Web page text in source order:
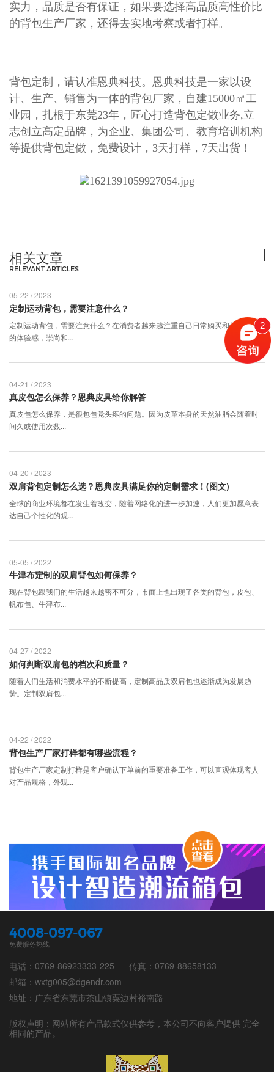
实力，品质是否有保证，如果要选择高品质高性价比
的背包生产厂家，还得去实地考察或者打样。
背包定制，请认准恩典科技。恩典科技是一家以设
计、生产、销售为一体的背包厂家 ，自建15000㎡工
业园，扎根于东莞23年，匠心打造背包定做业务,立
志创立高定品牌，为企业、集团公司、教育培训机构
等提供背包定做，免费设计，3天打样，7天出货！
相关文章
RELEVANT ARTICLES
定制运动背包，需要注意什么？
​定制运动背包，需要注意什么？在消费者越来越注重自己日常购买和使用产品
的体验感，崇尚和...
05-22 / 2023
真皮包怎么保养？恩典皮具给你解答
真皮包怎么保养，是很包包党头疼的问题。因为皮革本身的天然油脂会随着时
间久或使用次数...
04-21 / 2023
双肩背包定制怎么选？恩典皮具满足你的定制需求！(图文)
全球的商业环境都在发生着改变，随着网络化的进一步加速，人们更加愿意表
达自己个性化的观...
04-20 / 2023
牛津布定制的双肩背包如何保养？
现在背包跟我们的生活越来越密不可分，市面上也出现了各类的背包，皮包、
帆布包、牛津布...
05-05 / 2022
如何判断双肩包的档次和质量？
随着人们生活和消费水平的不断提高，定制高品质双肩包也逐渐成为发展趋
势。定制双肩包...
04-27 / 2022
背包生产厂家打样都有哪些流程？
背包生产厂家定制打样是客户确认下单前的重要准备工作，可以直观体现客人
对产品规格，外观...
04-22 / 2022
电话：0769-86923333-225
传真：0769-88658133
邮箱：wxtg005@dgendr.com
地址：广东省东莞市茶山镇粟边村裕南路
版权声明：网站所有产品款式仅供参考，本公司不向客户提供 完全
相同的产品。
4008-097-067
免费服务热线
2